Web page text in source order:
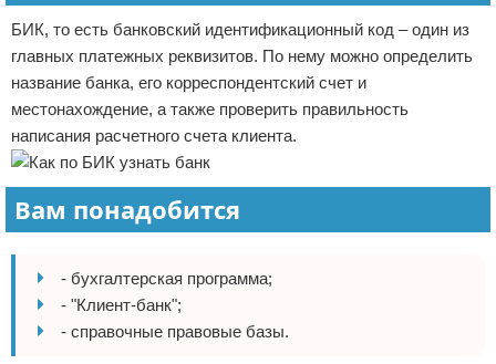
БИК, то есть банковский идентификационный код – один из
главных платежных реквизитов. По нему можно определить
название банка, его корреспондентский счет и
местонахождение, а также проверить правильность
написания расчетного счета клиента.
Вам понадобится
- бухгалтерская программа;
- "Клиент-банк";
- справочные правовые базы.